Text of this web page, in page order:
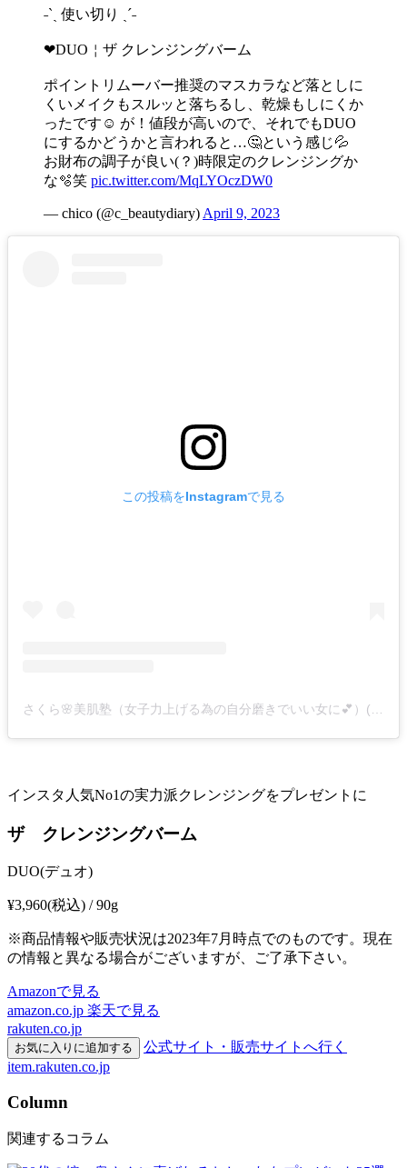
˗ˋˏ 使い切り ˎˊ˗
❤︎DUO￤ザ クレンジングバーム
ポイントリムーバー推奨のマスカラなど落としに
くいメイクもスルッと落ちるし、乾燥もしにくか
ったです☺ が！値段が高いので、それでもDUO
にするかどうかと言われると…🤔という感じ💦
お財布の調子が良い(？)時限定のクレンジングか
な🫧笑 pic.twitter.com/MqLYOczDW0
— chico (@c_beautydiary) April 9, 2023
この投稿をInstagramで見る
インスタ人気No1の実力派クレンジングをプレゼントに
ザ クレンジングバーム
DUO(デュオ)
¥3,960(税込) / 90g
※商品情報や販売状況は2023年7月時点でのものです。現在
の情報と異なる場合がございますが、ご了承下さい。
Amazonで見る
amazon.co.jp 楽天で見る
rakuten.co.jp
お気に入りに追加する
公式サイト・販売サイトへ行く
item.rakuten.co.jp
Column
関連するコラム